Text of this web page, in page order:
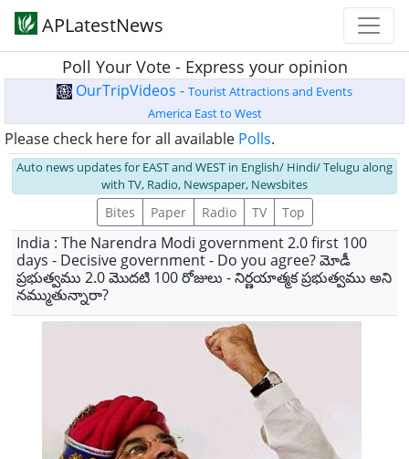
APLatestNews
Poll Your Vote - Express your opinion
OurTripVideos - Tourist Attractions and Events
America East to West
Please check here for all available Polls.
Auto news updates for EAST and WEST in English/ Hindi/ Telugu along
with TV, Radio, Newspaper, Newsbites
Bites Paper Radio TV Top
India : The Narendra Modi government 2.0 first 100
days - Decisive government - Do you agree? మోడీ
ప్రభుత్వము 2.0 మొదటి 100 రోజులు - నిర్ణయాత్మక ప్రభుత్వము అని
నమ్ముతున్నారా?